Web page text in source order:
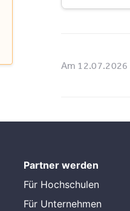
Am
Partner werden
Für Hochschulen
Für Unternehmen